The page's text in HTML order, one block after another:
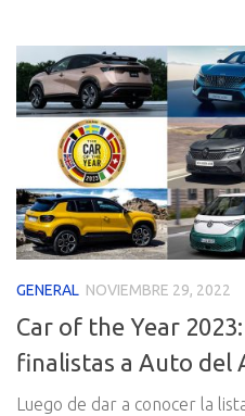
GENERAL NOVIEMBRE 29, 2022
Car of the Year
finalistas a Auto del
Luego de dar a conocer la